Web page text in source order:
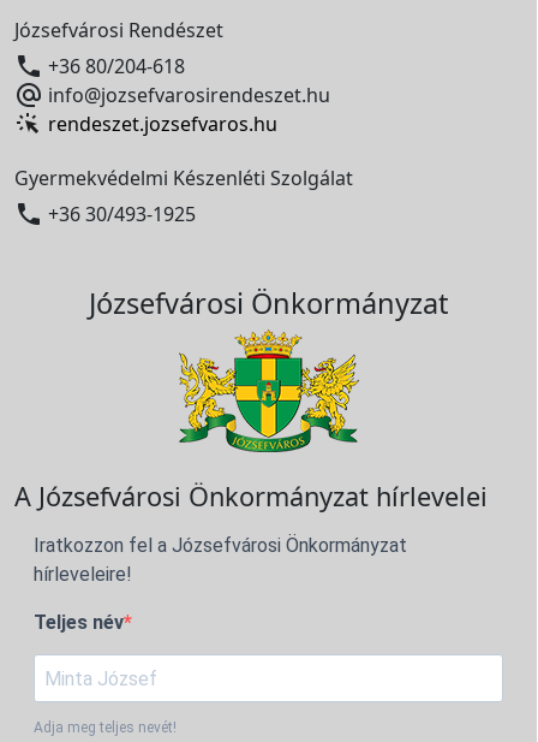
Józsefvárosi Rendészet
 +36 80/204-618
 info@jozsefvarosirendeszet.hu
rendeszet.jozsefvaros.hu
Gyermekvédelmi Készenléti Szolgálat
 +36 30/493-1925
Józsefvárosi Önkormányzat
A Józsefvárosi Önkormányzat hírlevelei
Iratkozzon fel a Józsefvárosi Önkormányzat
hírleveleire!
Teljes név
Adja meg teljes nevét!